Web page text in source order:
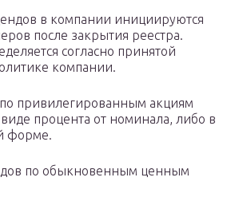
в компании инициируются
после закрытия реестра.
согласно принятой
компании.
привилегированным акциям
процента от номинала, либо в
форме.
по обыкновенным ценным